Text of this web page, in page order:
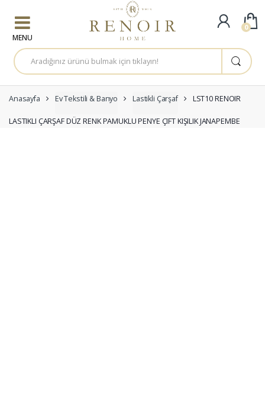
A
r
a
a
:
Anasayfa Ev Tekstili & Banyo Lastikli Çarşaf LST10 RENOIR
LASTIKLI ÇARŞAF DÜZ RENK PAMUKLU PENYE ÇIFT KIŞILIK JANAPEMBE
0